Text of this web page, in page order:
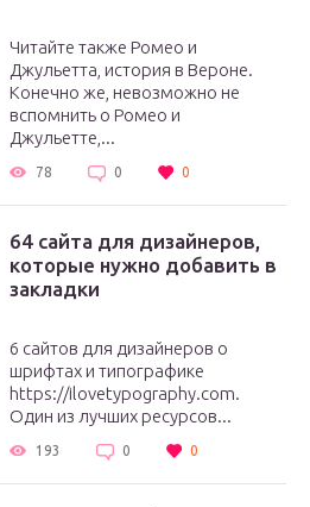
Читайте также Ромео и
Джульетта, история в Вероне.
Конечно же, невозможно не
вспомнить о Ромео и
Джульетте,...
78 0 0
64 сайта для дизайнеров,
которые нужно добавить в
закладки
6 сайтов для дизайнеров о
шрифтах и типографике
https://ilovetypography.com.
Один из лучших ресурсов...
193 0 0